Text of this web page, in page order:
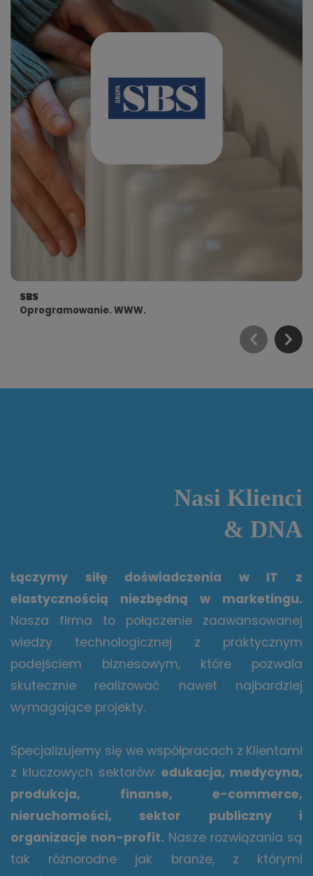
SBS
Oprogramowanie. WWW.
Nasi Klienci
& DNA
Łączymy siłę doświadczenia w IT z
elastycznością niezbędną w marketingu.
Nasza firma to połączenie zaawansowanej
wiedzy technologicznej z praktycznym
podejściem biznesowym, które pozwala
skutecznie realizować nawet najbardziej
wymagające projekty.
Specjalizujemy się we współpracach z Klientami
z kluczowych sektorów: edukacja, medycyna,
produkcja, finanse, e-commerce,
nieruchomości, sektor publiczny i
organizacje non-profit. Nasze rozwiązania są
tak różnorodne jak branże, z którymi